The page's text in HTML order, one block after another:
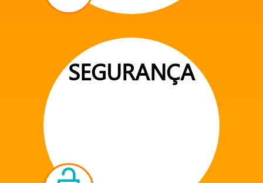
SEGURANÇA